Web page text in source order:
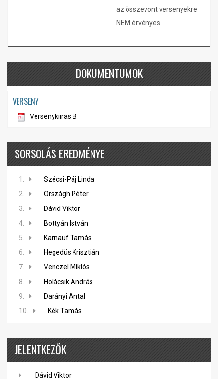
az összevont versenyekre
NEM érvényes.
DOKUMENTUMOK
VERSENY
Versenykiírás B
SORSOLÁS EREDMÉNYE
1.
Szécsi-Páj Linda
2.
Országh Péter
3.
Dávid Viktor
4.
Bottyán István
5.
Karnauf Tamás
6.
Hegedüs Krisztián
7.
Venczel Miklós
8.
Holácsik András
9.
Darányi Antal
10.
Kék Tamás
JELENTKEZŐK
Dávid Viktor